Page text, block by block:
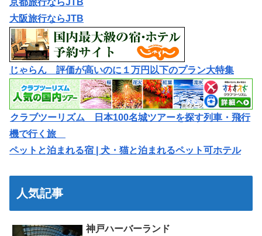
京都旅行ならJTB
大阪旅行ならJTB
じゃらん 評価が高いのに１万円以下のプラン大特集
クラブツーリズム 日本100名城ツアーを探す列車・飛行
機で行く旅
ペットと泊まれる宿 | 犬・猫と泊まれるペット可ホテル
人気記事
神戸ハーバーランド